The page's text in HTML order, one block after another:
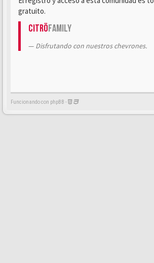
gratuito.
CitröFamily
Disfrutando con nuestros chevrones.
Funcionando con phpBB -